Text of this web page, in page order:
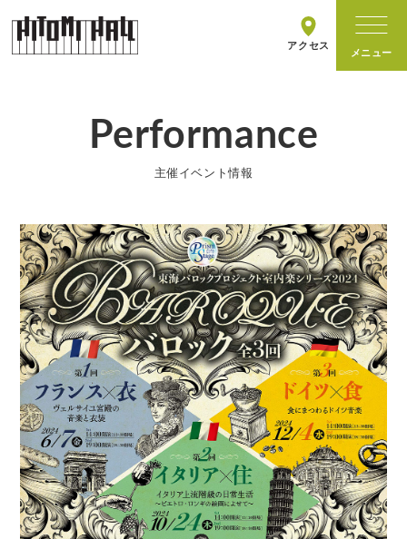
ホールについて
主催イベント
イベントカレンダー
貸館情報
よくあるご質問
アクセス
Performance
主催イベント情報